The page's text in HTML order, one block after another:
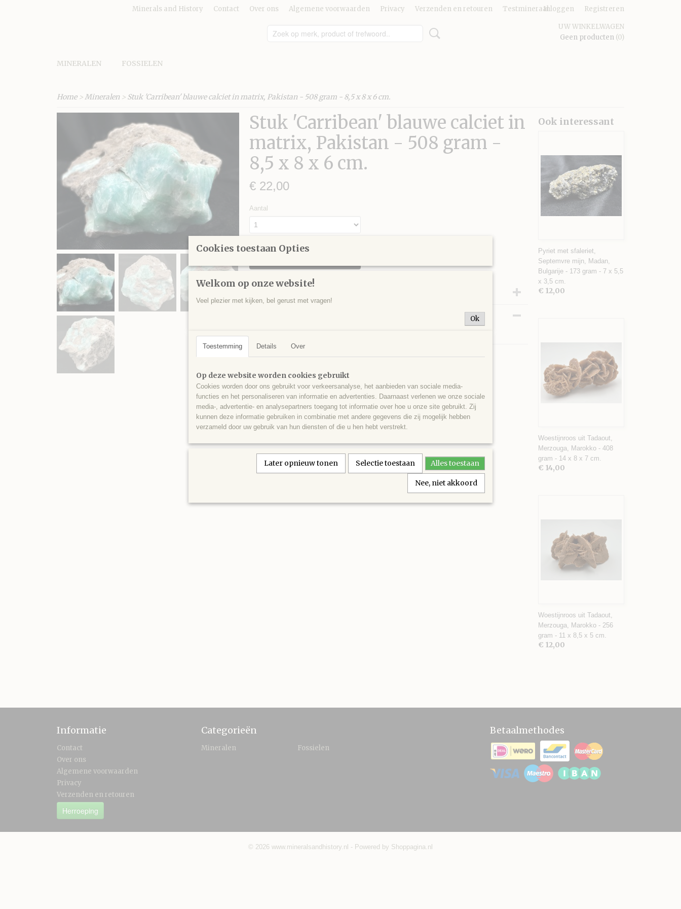
Minerals and History Contact Over ons Algemene voorwaarden Privacy Verzenden en retouren TestmineraalInloggen Registreren
UW WINKELWAGEN
Geen producten (0)
MINERALEN FOSSIELEN
Home>Mineralen > Stuk 'Carribean' blauwe calciet in matrix, Pakistan - 508 gram - 8,5 x 8 x 6 cm.
Stuk 'Carribean' blauwe calciet in
matrix, Pakistan - 508 gram -
8,5 x 8 x 6 cm.
€ 22,00
Aantal
Ook interessant
Pyriet met sfaleriet,
Septemvre mijn, Madan,
Bulgarije - 173 gram - 7 x 5,5
x 3,5 cm.
€ 12,00
Woestijnroos uit Tadaout,
Merzouga, Marokko - 408
gram - 14 x 8 x 7 cm.
€ 14,00
Woestijnroos uit Tadaout,
Merzouga, Marokko - 256
gram - 11 x 8,5 x 5 cm.
€ 12,00
Informatie
Contact
Over ons
Algemene voorwaarden
Privacy
Verzenden en retouren
Herroeping
Categorieën
Mineralen Fossielen
Betaalmethodes
© 2026 www.mineralsandhistory.nl - Powered by Shoppagina.nl
Cookies toestaan Opties
Welkom op onze website!
Veel plezier met kijken, bel gerust met vragen!
Ok
Toestemming Details Over
Op deze website worden cookies gebruikt
Cookies worden door ons gebruikt voor verkeersanalyse, het aanbieden van sociale media-
functies en het personaliseren van informatie en advertenties. Daarnaast verlenen we onze sociale
media-, advertentie- en analysepartners toegang tot informatie over hoe u onze site gebruikt. Zij
kunnen deze informatie gebruiken in combinatie met andere gegevens die zij mogelijk hebben
verzameld door uw gebruik van hun diensten of die u hen hebt verstrekt.
Later opnieuw tonen Selectie toestaan Alles toestaan
Nee, niet akkoord